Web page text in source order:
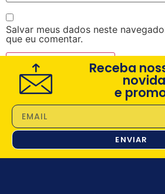
Salvar meus dados neste
que eu comentar.
Receba
e
ENVIAR